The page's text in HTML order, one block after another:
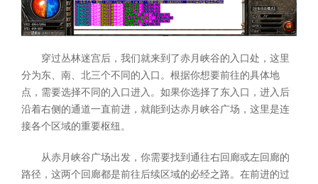
穿过丛林迷宫后，我们就来到了赤月峡谷的入口处，这里
分为东、南、北三个不同的入口。根据你想要前往的具体地
点，需要选择不同的入口进入。如果你选择了东入口，进入后
沿着右侧的通道一直前进，就能到达赤月峡谷广场，这里是连
接各个区域的重要枢纽。
从赤月峡谷广场出发，你需要找到通往右回廊或左回廊的
路径，这两个回廊都是前往后续区域的必经之路。在前进的过